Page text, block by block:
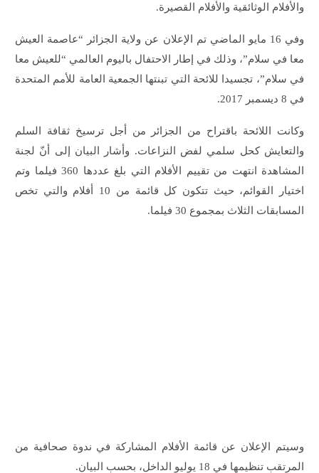
والأفلام الوثائقية والأفلام القصيرة.
وفي 16 مايو الماضي تم الإعلان عن ولاية الجزائر “عاصمة العيش
معا في سلام”، وذلك في إطار الاحتفال باليوم العالمي “للعيش معا
في سلام”، تجسيدا للائحة التي تبنتها الجمعية العامة للأمم المتحدة
في 8 ديسمبر 2017.
وكانت اللائحة باقتراح من الجزائر من أجل ترسيخ ثقافة السلم
والتعايش كحل سلمي لفض النزاعات. وأشار البيان إلى أنّ لجنة
المشاهدة انتهت من تقييم الأفلام التي بلغ عددها 360 فيلما وتم
اختيار القوائم، حيث تتكون كل قائمة من 10 أفلام والتي تخص
المسابقات الثلاث بمجموع 30 فيلما.
وسيتم الإعلان عن قائمة الأفلام المشاركة في ندوة صحافية من
المرتقب تنظيمها في 18 يوليو الداخل، بحسب البيان.